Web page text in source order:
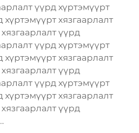
үүрд хүртэмүүрт
хүртэмүүрт хязгаарлалт
үүрд
үүрд хүртэмүүрт
хүртэмүүрт хязгаарлалт
үүрд
үүрд хүртэмүүрт
хүртэмүүрт хязгаарлалт
үүрд